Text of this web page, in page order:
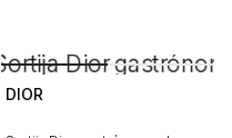
DIOR